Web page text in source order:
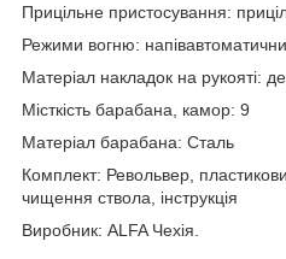
Прицільне пристосування:
Режими вогню:
Матеріал накладок на рукояті:
Місткість барабана, камор: 9
Матеріал барабана: Сталь
Комплект: Револьвер,
чищення ствола, інструкція
Виробник: ALFA Чехія.